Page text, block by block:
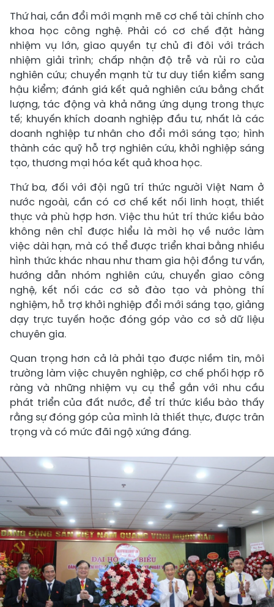
Thứ hai, cần đổi mới mạnh mẽ cơ chế tài chính cho
khoa học công nghệ. Phải có cơ chế đặt hàng
nhiệm vụ lớn, giao quyền tự chủ đi đôi với trách
nhiệm giải trình; chấp nhận độ trễ và rủi ro của
nghiên cứu; chuyển mạnh từ tư duy tiền kiểm sang
hậu kiểm; đánh giá kết quả nghiên cứu bằng chất
lượng, tác động và khả năng ứng dụng trong thực
tế; khuyến khích doanh nghiệp đầu tư, nhất là các
doanh nghiệp tư nhân cho đổi mới sáng tạo; hình
thành các quỹ hỗ trợ nghiên cứu, khởi nghiệp sáng
tạo, thương mại hóa kết quả khoa học.
Thứ ba, đối với đội ngũ trí thức người Việt Nam ở
nước ngoài, cần có cơ chế kết nối linh hoạt, thiết
thực và phù hợp hơn. Việc thu hút trí thức kiều bào
không nên chỉ được hiểu là mời họ về nước làm
việc dài hạn, mà có thể được triển khai bằng nhiều
hình thức khác nhau như tham gia hội đồng tư vấn,
hướng dẫn nhóm nghiên cứu, chuyển giao công
nghệ, kết nối các cơ sở đào tạo và phòng thí
nghiệm, hỗ trợ khởi nghiệp đổi mới sáng tạo, giảng
dạy trực tuyến hoặc đóng góp vào cơ sở dữ liệu
chuyên gia.
Quan trọng hơn cả là phải tạo được niềm tin, môi
trường làm việc chuyên nghiệp, cơ chế phối hợp rõ
ràng và những nhiệm vụ cụ thể gắn với nhu cầu
phát triển của đất nước, để trí thức kiều bào thấy
rằng sự đóng góp của mình là thiết thực, được trân
trọng và có mức đãi ngộ xứng đáng.